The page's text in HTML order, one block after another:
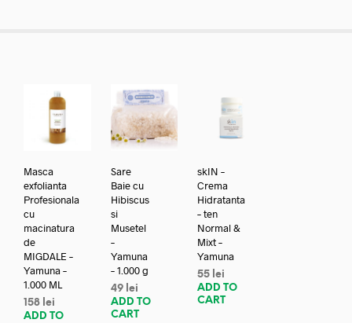
Masca
exfolianta
Profesionala
cu
macinatura
de
MIGDALE –
Yamuna –
1.000 ML
158 lei
ADD TO
Sare
Baie cu
Hibiscus
si
Musetel
–
Yamuna
– 1.000 g
49 lei
ADD TO
CART
skIN –
Crema
Hidratanta
– ten
Normal &
Mixt –
Yamuna
55 lei
ADD TO
CART